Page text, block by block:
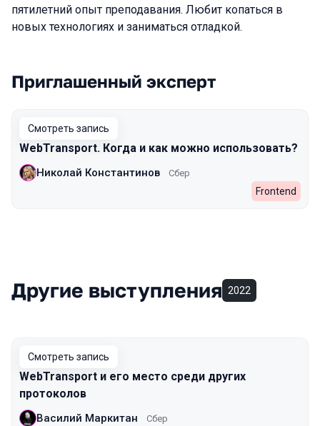
пятилетний опыт преподавания. Любит копаться в
новых технологиях и заниматься отладкой.
Выступления в сезоне 2024 Autumn
Приглашенный эксперт
Смотреть запись
WebTransport. Когда и как можно использовать?
Николай Константинов Сбер
Frontend
Другие выступления 2022
Смотреть запись
WebTransport и его место среди других
протоколов
Василий Маркитан Сбер